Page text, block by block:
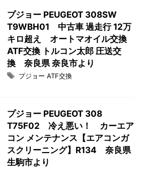
プジョー PEUGEOT 308SW
T9WBH01 中古車 過走行 12万
キロ超え オートマオイル交換
ATF交換 トルコン太郎 圧送交
換 奈良県 奈良市より
プジョー ATF交換
プジョー PEUGEOT 308
T75F02 冷え悪い！ カーエア
コン メンテナンス【エアコンガ
スクリーニング】R134 奈良県
生駒市より